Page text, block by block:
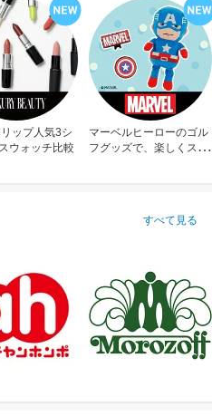
ップ人気3シ
ウォッチ比較
マーベルヒーローのゴル
フグッズで、楽しくスコ
すべて見る